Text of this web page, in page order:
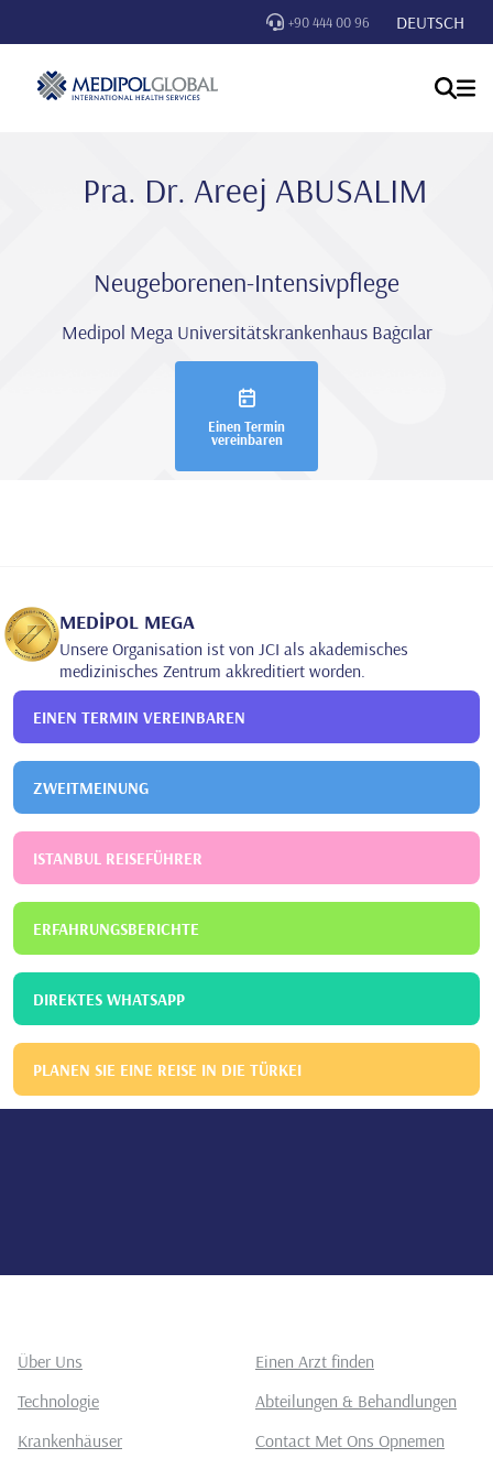
+90 444 00 96 DEUTSCH
Pra. Dr. Areej ABUSALIM
Neugeborenen-Intensivpflege
Medipol Mega Universitätskrankenhaus Bağcılar
Einen Termin
vereinbaren
MEDİPOL MEGA
Unsere Organisation ist von JCI als akademisches
medizinisches Zentrum akkreditiert worden.
EINEN TERMIN VEREINBAREN
ZWEITMEINUNG
ISTANBUL REISEFÜHRER
ERFAHRUNGSBERICHTE
DIREKTES WHATSAPP
PLANEN SIE EINE REISE IN DIE TÜRKEI
Über Uns
Einen Arzt finden
Technologie
Abteilungen & Behandlungen
Krankenhäuser
Contact Met Ons Opnemen